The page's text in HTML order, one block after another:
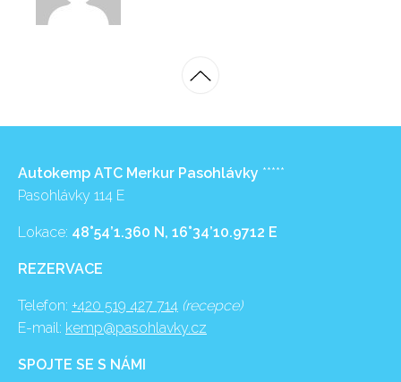
Autokemp ATC Merkur Pasohlávky *****
Pasohlávky 114 E
Lokace: 48°54’1.360 N, 16°34’10.9712 E
REZERVACE
Telefon: +420 519 427 714 (recepce)
E-mail: kemp@pasohlavky.cz
SPOJTE SE S NÁMI